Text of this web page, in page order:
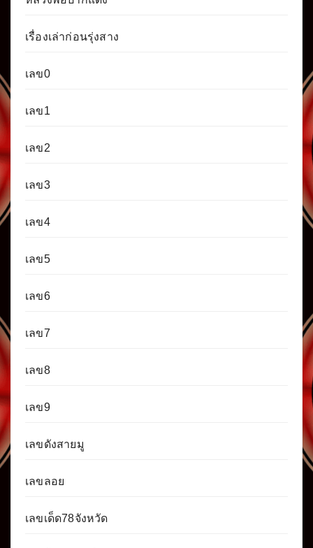
เรื่องเล่าก่อนรุ่งสาง
เลข0
เลข1
เลข2
เลข3
เลข4
เลข5
เลข6
เลข7
เลข8
เลข9
เลขดังสายมู
เลขลอย
เลขเด็ด78จังหวัด